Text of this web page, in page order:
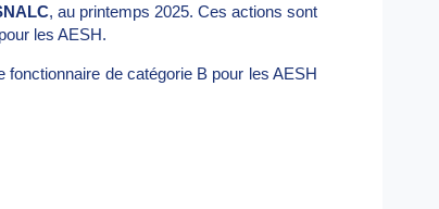
, au printemps 2025. Ces actions sont
les AESH.
fonctionnaire de catégorie B pour les AESH